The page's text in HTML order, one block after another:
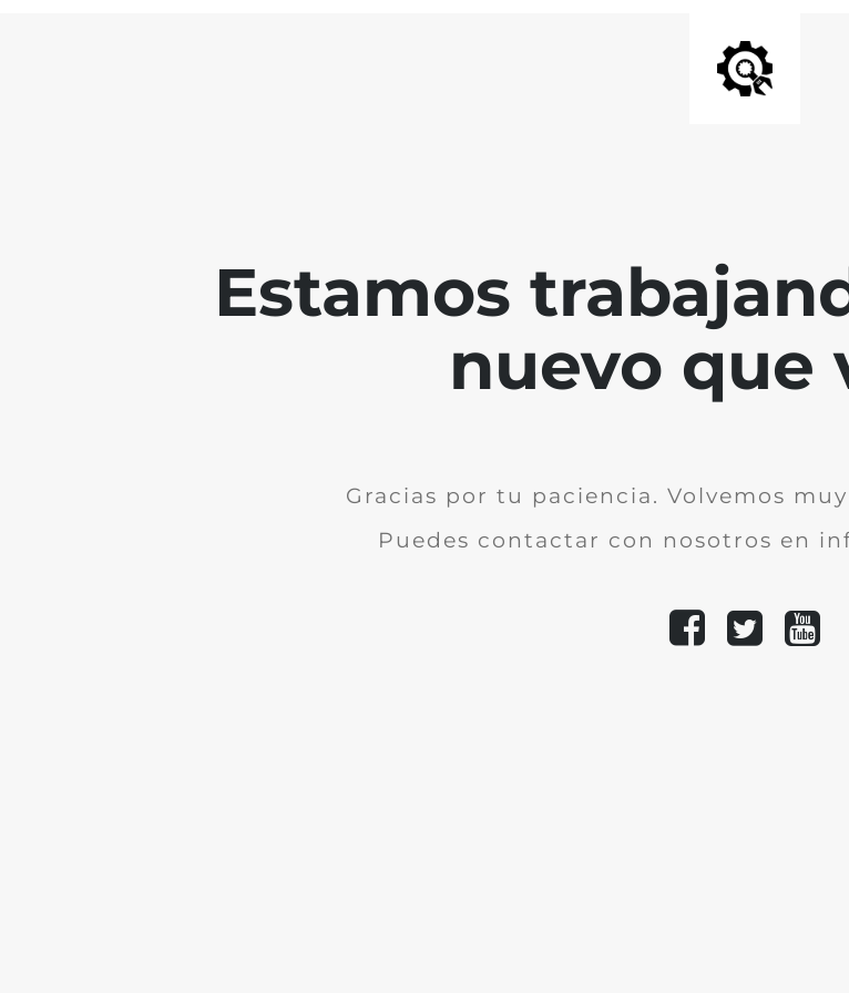
Estamos
nuevo que
Gracias por tu paciencia. Volvemos
Puedes contactar con nosotros en